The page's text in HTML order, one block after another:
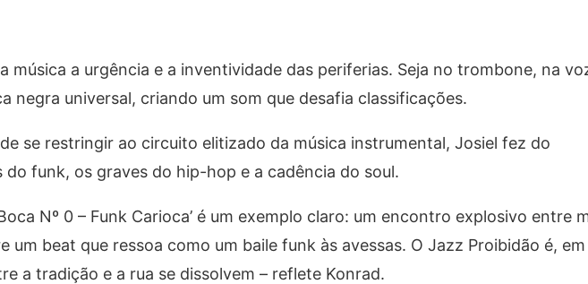
a urgência e a inventividade das periferias. Seja no trombone, na
negra universal, criando um som que desafia classificações.
se restringir ao circuito elitizado da música instrumental, Josiel fez do
funk, os graves do hip-hop e a cadência do soul.
Nº 0 – Funk Carioca’ é um exemplo claro: um encontro explosivo entre
beat que ressoa como um baile funk às avessas. O Jazz Proibidão é, em
a tradição e a rua se dissolvem – reflete Konrad.